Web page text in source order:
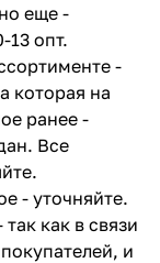
еще -
опт.
-
которая на
ранее -
Все
- уточняйте.
как в связи
и